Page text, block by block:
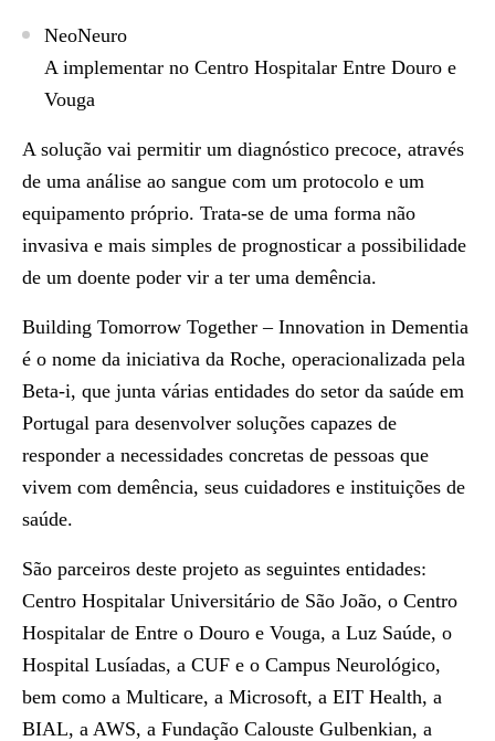
NeoNeuro
A implementar no Centro Hospitalar Entre Douro e
Vouga
A solução vai permitir um diagnóstico precoce, através
de uma análise ao sangue com um protocolo e um
equipamento próprio. Trata-se de uma forma não
invasiva e mais simples de prognosticar a possibilidade
de um doente poder vir a ter uma demência.
Building Tomorrow Together – Innovation in Dementia
é o nome da iniciativa da Roche, operacionalizada pela
Beta-i, que junta várias entidades do setor da saúde em
Portugal para desenvolver soluções capazes de
responder a necessidades concretas de pessoas que
vivem com demência, seus cuidadores e instituições de
saúde.
São parceiros deste projeto as seguintes entidades:
Centro Hospitalar Universitário de São João, o Centro
Hospitalar de Entre o Douro e Vouga, a Luz Saúde, o
Hospital Lusíadas, a CUF e o Campus Neurológico,
bem como a Multicare, a Microsoft, a EIT Health, a
BIAL, a AWS, a Fundação Calouste Gulbenkian, a